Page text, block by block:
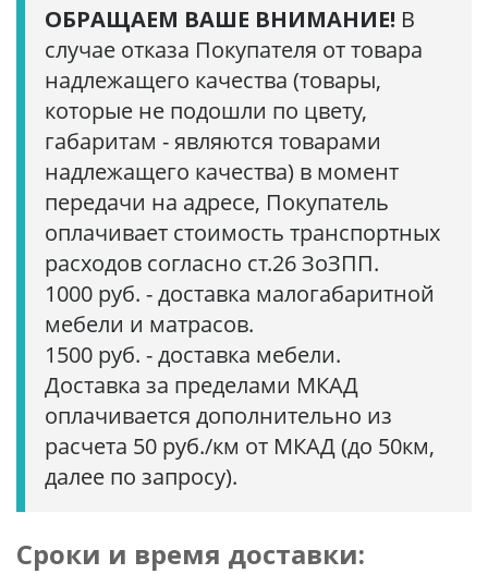
ОБРАЩАЕМ ВАШЕ ВНИМАНИЕ! В
случае отказа Покупателя от товара
надлежащего качества (товары,
которые не подошли по цвету,
габаритам - являются товарами
надлежащего качества) в момент
передачи на адресе, Покупатель
оплачивает стоимость транспортных
расходов согласно ст.26 ЗоЗПП.
1000 руб. - доставка малогабаритной
мебели и матрасов.
1500 руб. - доставка мебели.
Доставка за пределами МКАД
оплачивается дополнительно из
расчета 50 руб./км от МКАД (до 50км,
далее по запросу).
Сроки и время доставки: